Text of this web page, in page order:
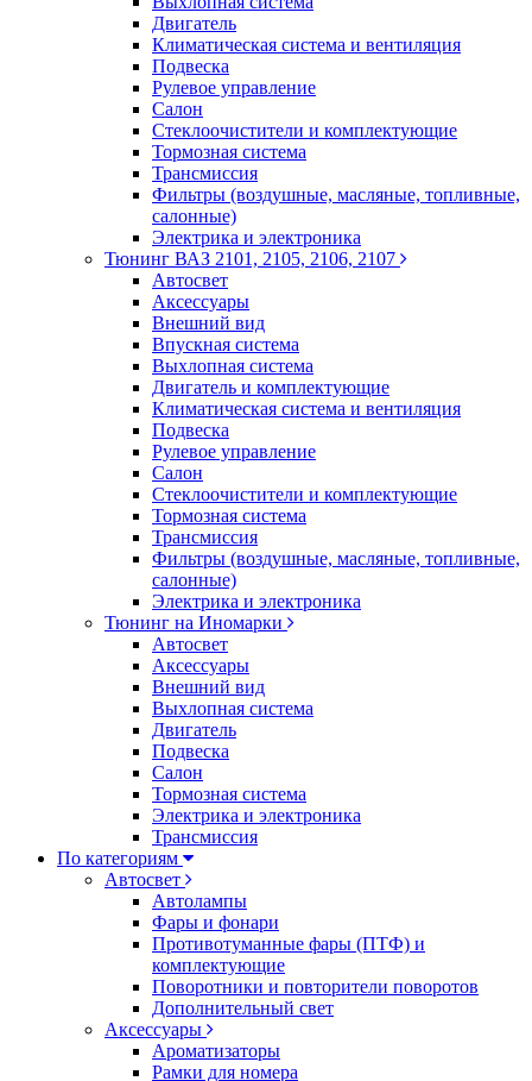
Двигатель
Климатическая система и вентиляция
Подвеска
Рулевое управление
Салон
Стеклоочистители и комплектующие
Тормозная система
Трансмиссия
Фильтры (воздушные, масляные, топливные,
салонные)
Электрика и электроника
Тюнинг ВАЗ 2101, 2105, 2106, 2107
Автосвет
Аксессуары
Внешний вид
Впускная система
Выхлопная система
Двигатель и комплектующие
Климатическая система и вентиляция
Подвеска
Рулевое управление
Салон
Стеклоочистители и комплектующие
Тормозная система
Трансмиссия
Фильтры (воздушные, масляные, топливные,
салонные)
Электрика и электроника
Тюнинг на Иномарки
Автосвет
Аксессуары
Внешний вид
Выхлопная система
Двигатель
Подвеска
Салон
Тормозная система
Электрика и электроника
Трансмиссия
По категориям
Автосвет
Автолампы
Фары и фонари
Противотуманные фары (ПТФ) и
комплектующие
Поворотники и повторители поворотов
Дополнительный свет
Аксессуары
Ароматизаторы
Рамки для номера